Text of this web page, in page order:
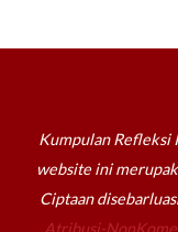
Kumpulan Refleksi
website ini
Ciptaan